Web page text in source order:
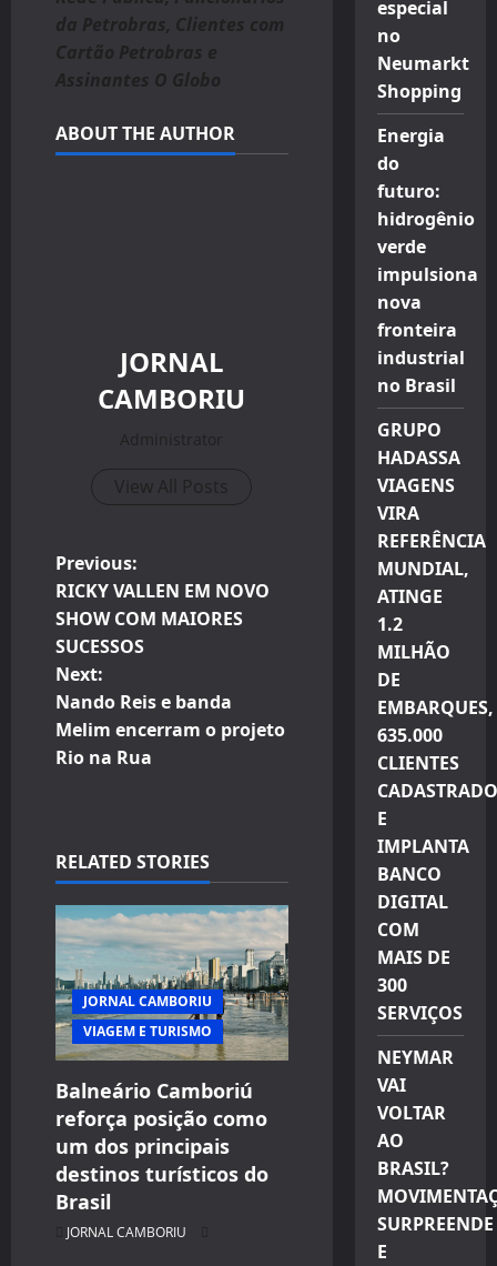
da Petrobras, Clientes com
Cartão Petrobras e
Assinantes O Globo
ABOUT THE AUTHOR
JORNAL
CAMBORIU
Administrator
View All Posts
P
o
s
t
n
v
i
g
a
t
i
o
n
Previous:
RICKY VALLEN EM NOVO
SHOW COM MAIORES
SUCESSOS
Next:
Nando Reis e banda
Melim encerram o projeto
Rio na Rua
RELATED STORIES
JORNAL CAMBORIU
VIAGEM E TURISMO
Balneário Camboriú
reforça posição como
um dos principais
destinos turísticos do
Brasil
JORNAL CAMBORIU
especial
no
Neumarkt
Shopping
Energia
do
futuro:
hidrogênio
verde
impulsiona
nova
fronteira
industrial
no Brasil
GRUPO
HADASSA
VIAGENS
VIRA
REFERÊNCIA
MUNDIAL,
ATINGE
1.2
MILHÃO
DE
EMBARQUES,
635.000
CLIENTES
E
IMPLANTA
BANCO
DIGITAL
COM
MAIS DE
300
SERVIÇOS
NEYMAR
VAI
VOLTAR
AO
BRASIL?
SURPREENDE
E